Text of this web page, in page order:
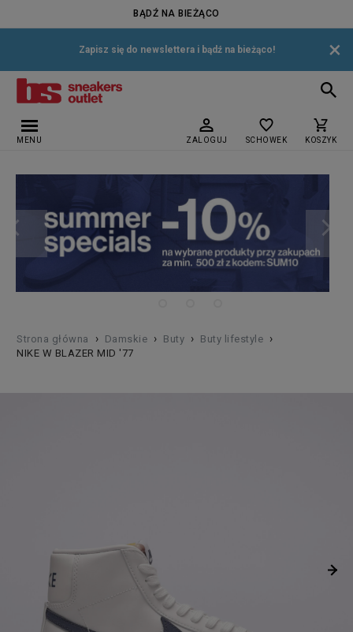
BĄDŹ NA BIEŻĄCO
Zapisz się do newslettera i bądź na bieżąco! ×
MENU ZALOGUJ SCHOWEK KOSZYK
Strona główna › Damskie › Buty › Buty lifestyle ›
NIKE W BLAZER MID '77